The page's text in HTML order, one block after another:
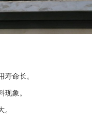
。
。
。